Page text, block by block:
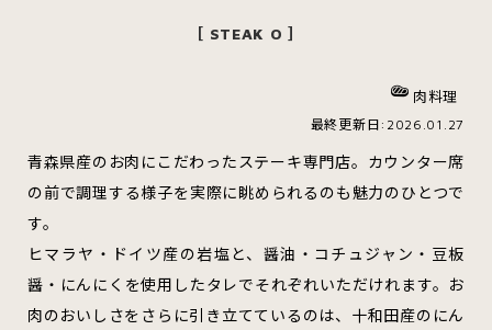
ハンバーガー
すべてのカテゴリをみる
五所川原市
弘前市 黒石市 平川市
［ STEAK O ］
肉料理
最終更新日:2026.01.27
青森県産のお肉にこだわったステーキ専門店。カウンター席
の前で調理する様子を実際に眺められるのも魅力のひとつで
す。
ヒマラヤ・ドイツ産の岩塩と、醤油・コチュジャン・豆板
醤・にんにくを使用したタレでそれぞれいただけれます。お
肉のおいしさをさらに引き立てているのは、十和田産のにん